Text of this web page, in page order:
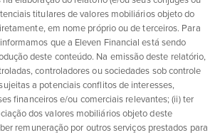
titulares de valores mobiliários objeto do
em nome próprio ou de terceiros. Para
que a Eleven Financial está sendo
deste conteúdo. Na emissão deste relatório,
controladores ou sociedades sob controle
a potenciais conflitos de interesses,
financeiros e/ou comerciais relevantes; (ii) ter
dos valores mobiliários objeto deste
remuneração por outros serviços prestados para